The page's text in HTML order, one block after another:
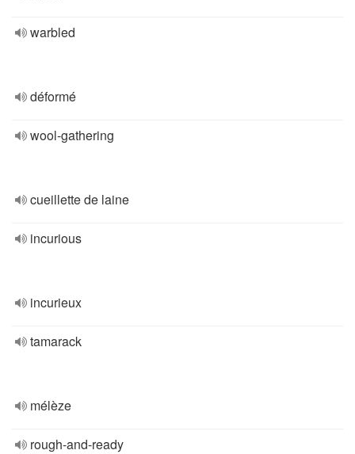
warbled
déformé
wool-gathering
cueillette de laine
incurious
incurieux
tamarack
mélèze
rough-and-ready